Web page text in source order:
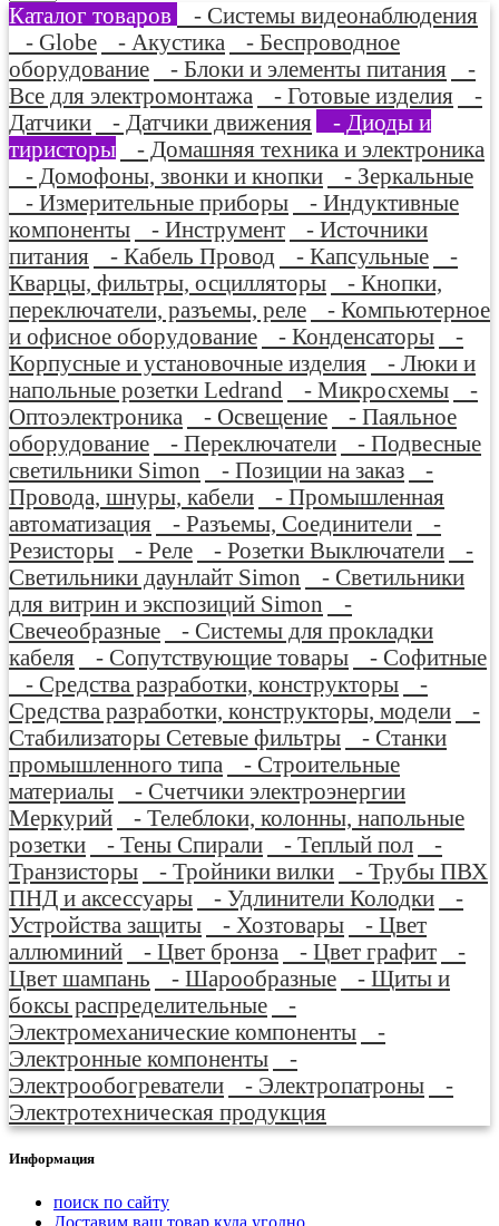
Каталог товаров
- Системы видеонаблюдения
- Globe
- Акустика
- Беспроводное
оборудование
- Блоки и элементы питания
-
Все для электромонтажа
- Готовые изделия
-
Датчики
- Датчики движения
- Диоды и
тиристоры
- Домашняя техника и электроника
- Домофоны, звонки и кнопки
- Зеркальные
- Измерительные приборы
- Индуктивные
компоненты
- Инструмент
- Источники
питания
- Кабель Провод - Капсульные
-
Кварцы, фильтры, осцилляторы
- Кнопки,
переключатели, разъемы, реле
- Компьютерное
и офисное оборудование
- Конденсаторы
-
Корпусные и установочные изделия
- Люки и
напольные розетки Ledrand
- Микросхемы
-
Оптоэлектроника
- Освещение
- Паяльное
оборудование
- Переключатели
- Подвесные
светильники Simon
- Позиции на заказ
-
Провода, шнуры, кабели
- Промышленная
автоматизация
- Разъемы, Соединители
-
Резисторы
- Реле - Розетки Выключатели
-
Светильники даунлайт Simon
- Светильники
для витрин и экспозиций Simon
-
Свечеобразные
- Системы для прокладки
кабеля
- Сопутствующие товары
- Софитные
- Средства разработки, конструкторы
-
Средства разработки, конструкторы, модели
-
Стабилизаторы Сетевые фильтры
- Станки
промышленного типа
- Строительные
материалы
- Счетчики электроэнергии
Меркурий
- Телеблоки, колонны, напольные
розетки
- Тены Спирали - Теплый пол
-
Транзисторы
- Тройники вилки
- Трубы ПВХ
ПНД и аксессуары
- Удлинители Колодки
-
Устройства защиты
- Хозтовары
- Цвет
аллюминий
- Цвет бронза - Цвет графит
-
Цвет шампань
- Шарообразные
- Щиты и
боксы распределительные
-
Электромеханические компоненты
-
Электронные компоненты
-
Электрообогреватели
- Электропатроны
-
Электротехническая продукция
Информация
поиск по сайту
Доставим ваш товар куда угодно